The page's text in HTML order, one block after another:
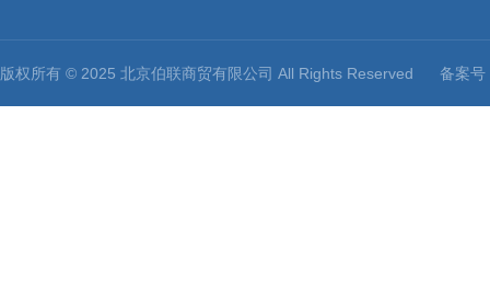
版权所有 © 2025 北京伯联商贸有限公司 All Rights Reserved 备案号